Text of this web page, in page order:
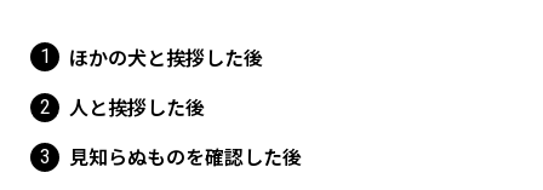
ほかの犬と挨拶した後
人と挨拶した後
見知らぬものを確認した後